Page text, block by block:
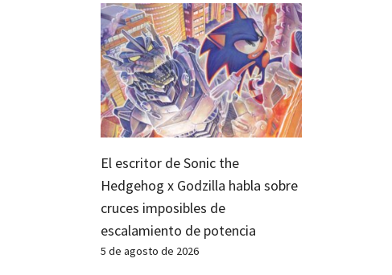
El escritor de Sonic the
Hedgehog x Godzilla habla sobre
cruces imposibles de
escalamiento de potencia
5 de agosto de 2026